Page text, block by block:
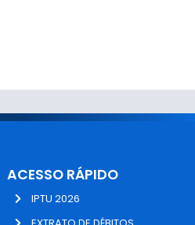
ACESSO RÁPIDO
IPTU 2026